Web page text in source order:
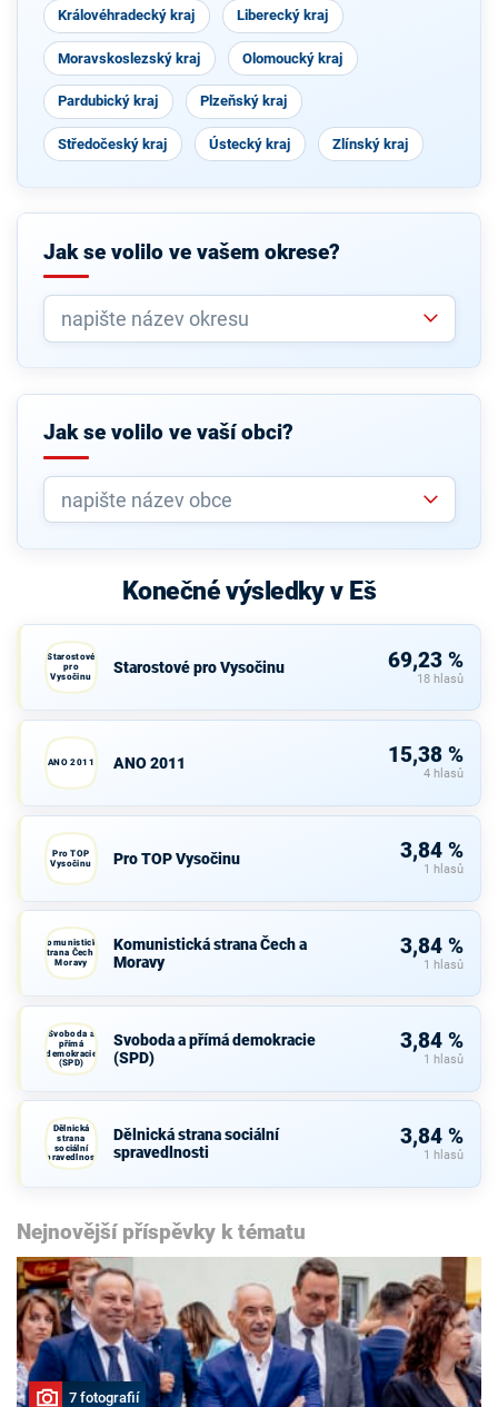
Královéhradecký kraj Liberecký kraj
Moravskoslezský kraj Olomoucký kraj
Pardubický kraj Plzeňský kraj
Středočeský kraj Ústecký kraj Zlínský kraj
Jak se volilo ve vašem okrese?
Jak se volilo ve vaší obci?
Konečné výsledky v Eš
Starostové
pro
Vysočinu
Starostové pro Vysočinu 69,23 %
18 hlasů
ANO 2011 ANO 2011 15,38 %
4 hlasů
Pro TOP
Vysočinu
Pro TOP Vysočinu 3,84 %
1 hlasů
Komunistická
strana Čech a
Moravy
Komunistická strana Čech a
Moravy
3,84 %
1 hlasů
Svoboda a
přímá
demokracie
(SPD)
Svoboda a přímá demokracie
(SPD)
3,84 %
1 hlasů
Dělnická
strana
sociální
spravedlnosti
Dělnická strana sociální
spravedlnosti
3,84 %
1 hlasů
Nejnovější příspěvky k tématu
7 fotografií